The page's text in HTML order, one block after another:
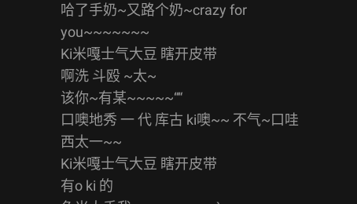
哈了手奶~又路个奶~crazy for
you~~~~~~~
Ki米嘎士气大豆 瞎开皮带
啊洗 斗殴 ~太~
该你~有某~~~~~““
口噢地秀 一 代 库古 ki噢~~ 不气~口哇
西太一~~
Ki米嘎士气大豆 瞎开皮带
有o ki 的